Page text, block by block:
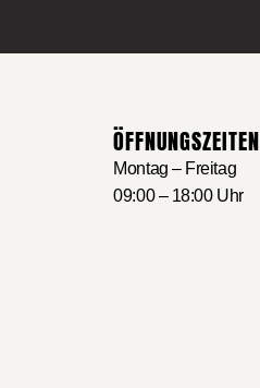
ÖFFNUNGSZEITEN
Montag – Freitag
09:00 – 18:00 Uhr